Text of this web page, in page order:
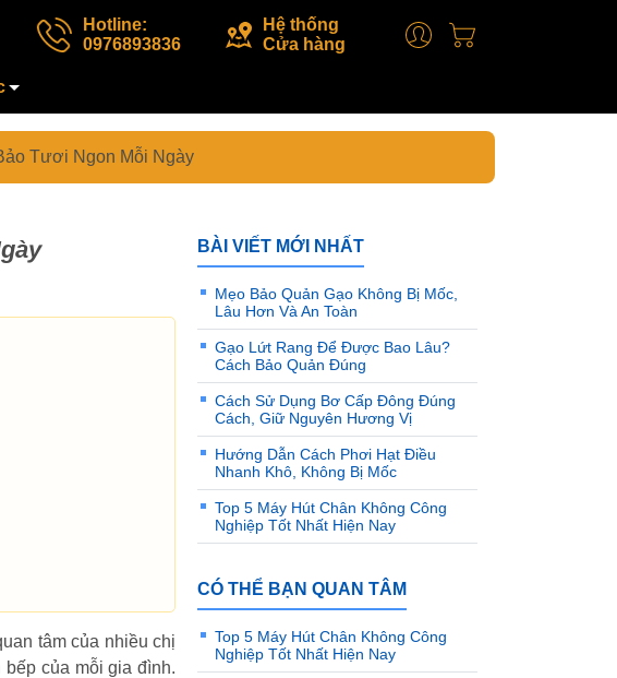
Hotline:
0976893836
Hệ thống
Cửa hàng
Tươi Ngon Mỗi Ngày
tâm của nhiều chị
của mỗi gia đình.
BÀI VIẾT MỚI NHẤT
Mẹo Bảo Quản Gạo Không Bị Mốc,
Lâu Hơn Và An Toàn
Gạo Lứt Rang Để Được Bao Lâu?
Cách Bảo Quản Đúng
Cách Sử Dụng Bơ Cấp Đông Đúng
Cách, Giữ Nguyên Hương Vị
Hướng Dẫn Cách Phơi Hạt Điều
Nhanh Khô, Không Bị Mốc
Top 5 Máy Hút Chân Không Công
Nghiệp Tốt Nhất Hiện Nay
CÓ THỂ BẠN QUAN TÂM
Top 5 Máy Hút Chân Không Công
Nghiệp Tốt Nhất Hiện Nay